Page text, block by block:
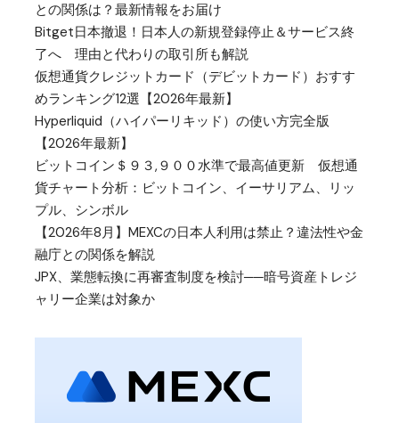
との関係は？最新情報をお届け
Bitget日本撤退！日本人の新規登録停止＆サービス終
了へ 理由と代わりの取引所も解説
仮想通貨クレジットカード（デビットカード）おすす
めランキング12選【2026年最新】
Hyperliquid（ハイパーリキッド）の使い方完全版
【2026年最新】
ビットコイン＄９３,９００水準で最高値更新 仮想通
貨チャート分析：ビットコイン、イーサリアム、リッ
プル、シンボル
【2026年8月】MEXCの日本人利用は禁止？違法性や金
融庁との関係を解説
JPX、業態転換に再審査制度を検討──暗号資産トレジ
ャリー企業は対象か